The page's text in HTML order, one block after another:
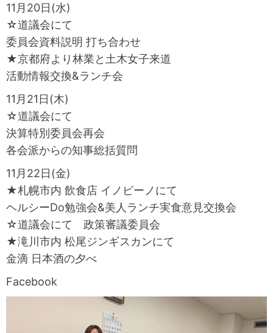
11月20日(水)
☆道議会にて
委員会資料説明 打ち合わせ
★京都府より林業と土木女子来道
活動情報交換&ランチ会
11月21日(木)
☆道議会にて
決算特別委員会再会
各会派からの知事総括質問
11月22日(金)
★札幌市内 飲食店 イノピーノにて
ヘルシーDo勉強会&美人ランチ実食意見交換会
☆道議会にて 政策審議委員会
★滝川市内 松尾ジンギスカンにて
金滴 日本酒の夕べ
Facebook